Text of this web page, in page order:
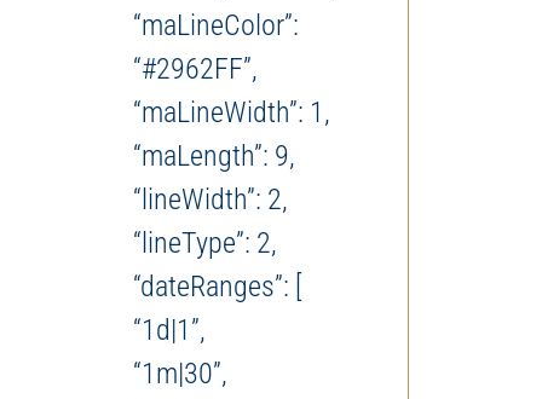
“maLineColor”:
“#2962FF”,
“maLineWidth”: 1,
“maLength”: 9,
“lineWidth”: 2,
“lineType”: 2,
“dateRanges”: [
“1d|1”,
“1m|30”,